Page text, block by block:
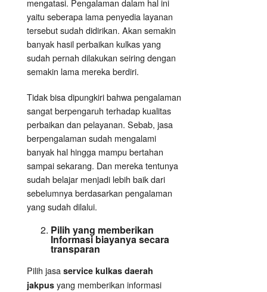
mengatasi. Pengalaman dalam hal ini
yaitu seberapa lama penyedia layanan
tersebut sudah didirikan. Akan semakin
banyak hasil perbaikan kulkas yang
sudah pernah dilakukan seiring dengan
semakin lama mereka berdiri.
Tidak bisa dipungkiri bahwa pengalaman
sangat berpengaruh terhadap kualitas
perbaikan dan pelayanan. Sebab, jasa
berpengalaman sudah mengalami
banyak hal hingga mampu bertahan
sampai sekarang. Dan mereka tentunya
sudah belajar menjadi lebih baik dari
sebelumnya berdasarkan pengalaman
yang sudah dilalui.
Pilih yang memberikan
Informasi biayanya secara
transparan
Pilih jasa service kulkas daerah
jakpus yang memberikan informasi